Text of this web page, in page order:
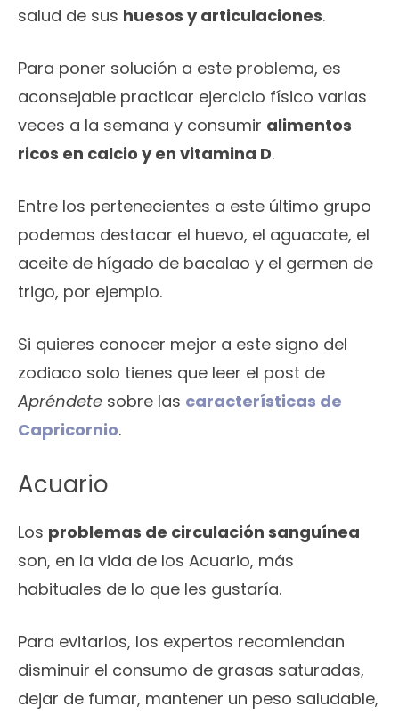
salud de sus huesos y articulaciones.
Para poner solución a este problema, es
aconsejable practicar ejercicio físico varias
veces a la semana y consumir alimentos
ricos en calcio y en vitamina D.
Entre los pertenecientes a este último grupo
podemos destacar el huevo, el aguacate, el
aceite de hígado de bacalao y el germen de
trigo, por ejemplo.
Si quieres conocer mejor a este signo del
zodiaco solo tienes que leer el post de
Apréndete sobre las características de
Capricornio.
Acuario
Los problemas de circulación sanguínea
son, en la vida de los Acuario, más
habituales de lo que les gustaría.
Para evitarlos, los expertos recomiendan
disminuir el consumo de grasas saturadas,
dejar de fumar, mantener un peso saludable,